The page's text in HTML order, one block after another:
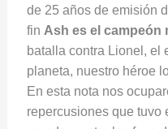
de 25 años de emisión
fin Ash es el campeón
batalla contra Lionel, el
planeta, nuestro héroe
En esta nota nos
repercusiones que tuvo